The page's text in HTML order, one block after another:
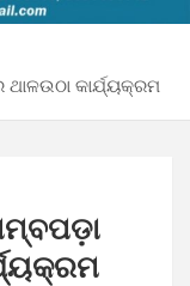
କାର୍ଯ୍ୟକ୍ରମ